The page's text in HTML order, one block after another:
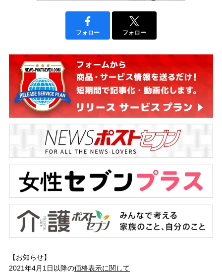
フォロー フォロー
【お知らせ】
2021年4月1日以降の価格表示に関して